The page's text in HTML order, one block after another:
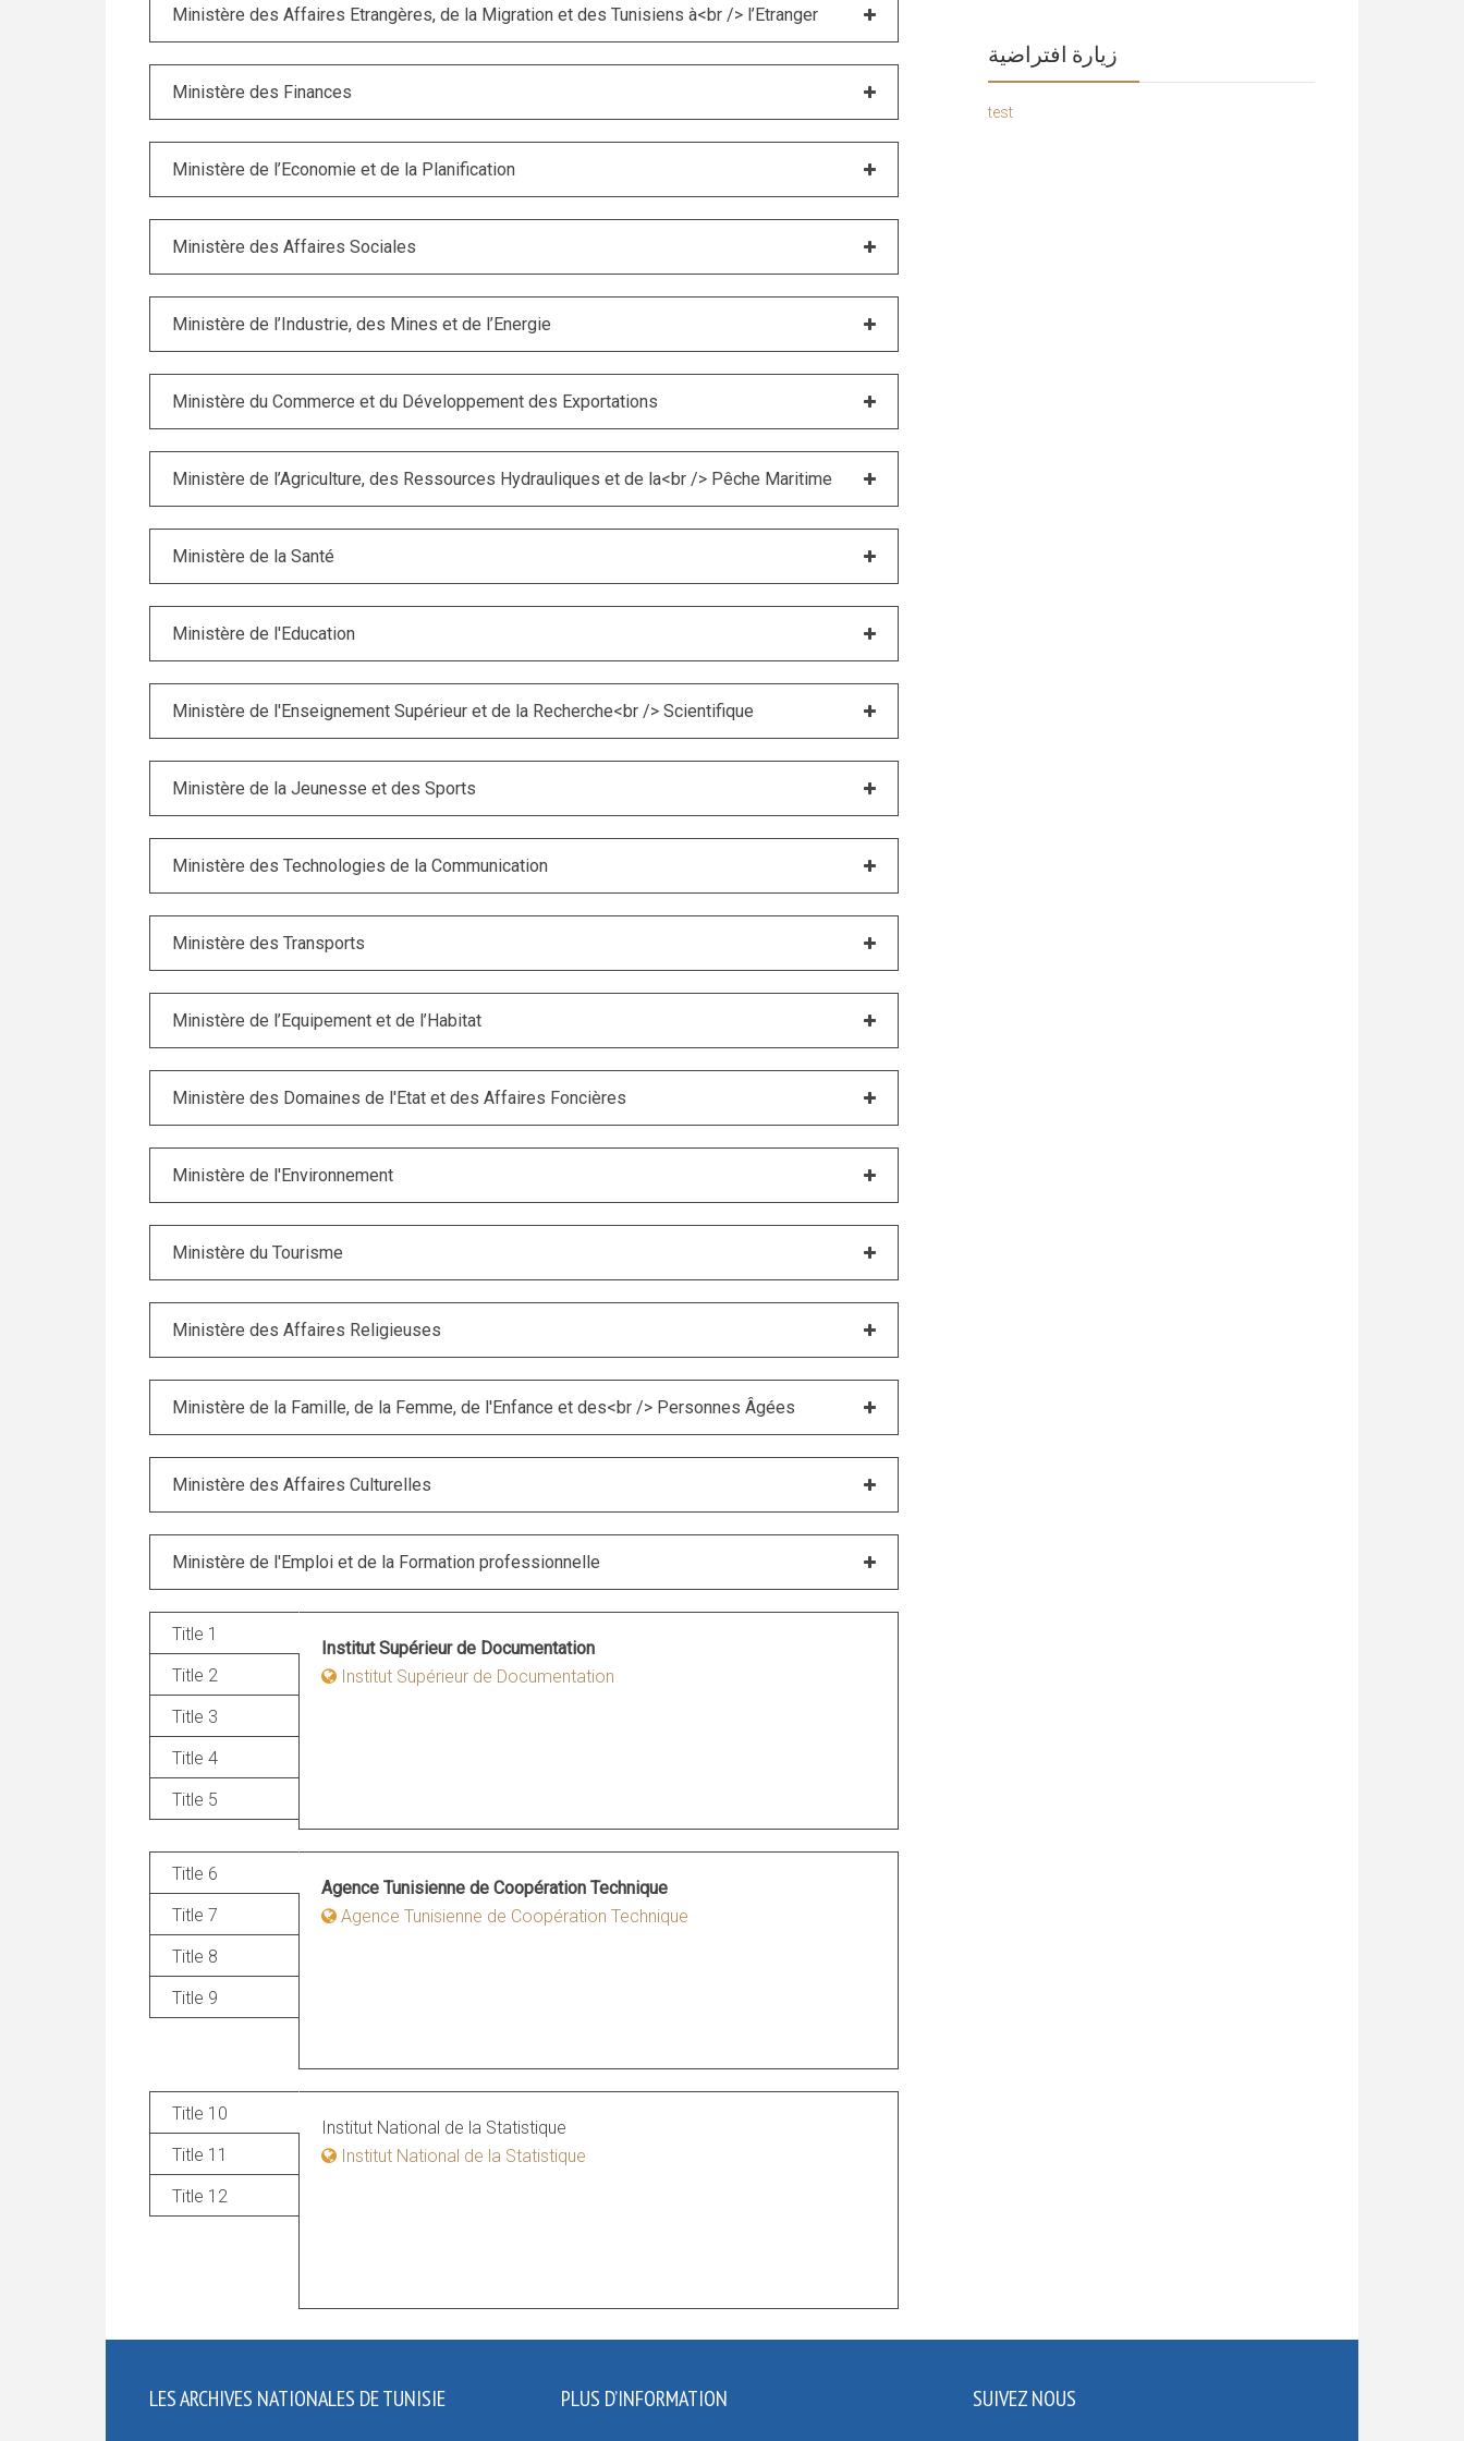
Ministère des Affaires Etrangères, de la Migration et des Tunisiens à<br /> l’Etranger
Ministère des Finances
Ministère de l’Economie et de la Planification
Ministère des Affaires Sociales
Ministère de l’Industrie, des Mines et de l’Energie
Ministère du Commerce et du Développement des Exportations
Ministère de l’Agriculture, des Ressources Hydrauliques et de la<br /> Pêche Maritime
Ministère de la Santé
Ministère de l'Education
Ministère de l'Enseignement Supérieur et de la Recherche<br /> Scientifique
Ministère de la Jeunesse et des Sports
Ministère des Technologies de la Communication
Ministère des Transports
Ministère de l’Equipement et de l’Habitat
Ministère des Domaines de l'Etat et des Affaires Foncières
Ministère de l'Environnement
Ministère du Tourisme
Ministère des Affaires Religieuses
Ministère de la Famille, de la Femme, de l'Enfance et des<br /> Personnes Âgées
Ministère des Affaires Culturelles
Ministère de l'Emploi et de la Formation professionnelle
Title 1
Title 2
Title 3
Title 4
Title 5
Institut Supérieur de Documentation
Institut Supérieur de Documentation
Title 6
Title 7
Title 8
Title 9
Agence Tunisienne de Coopération Technique
Agence Tunisienne de Coopération Technique
Title 10
Title 11
Title 12
Institut National de la Statistique
Institut National de la Statistique
زيارة افتراضية
test
LES ARCHIVES NATIONALES DE TUNISIE PLUS D’INFORMATION SUIVEZ NOUS